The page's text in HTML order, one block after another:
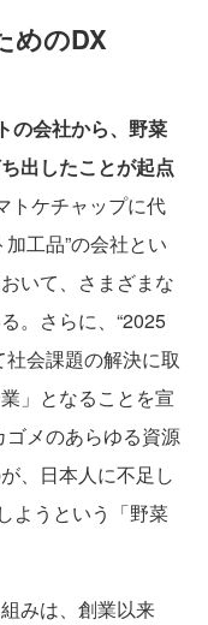
めのDX
の会社から、野菜
出したことが起点
トケチャップに代
工品”の会社とい
いて、さまざまな
。さらに、“2025
会課題の解決に取
」となることを宣
メのあらゆる資源
、日本人に不足し
ようという「野菜
みは、創業以来